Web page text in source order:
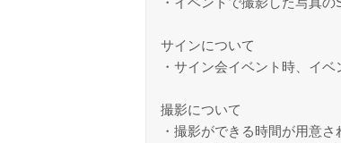
サインについて
・サイン会イベント時、イ
撮影について
・撮影ができる時間が用意